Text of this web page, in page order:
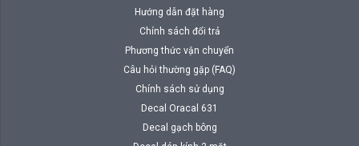
Hướng dẫn đặt hàng
Chính sách đổi trả
Phương thức vận chuyển
Câu hỏi thường gặp (FAQ)
Chính sách sử dụng
Decal Oracal 631
Decal gạch bông